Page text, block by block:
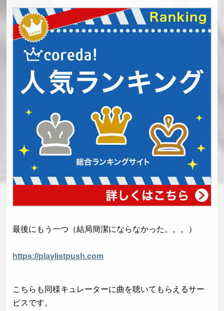
最後にもう一つ（結局簡潔にならなかった。。。）
https://playlistpush.com
こちらも同様キュレーターに曲を聴いてもらえるサー
ビスです。